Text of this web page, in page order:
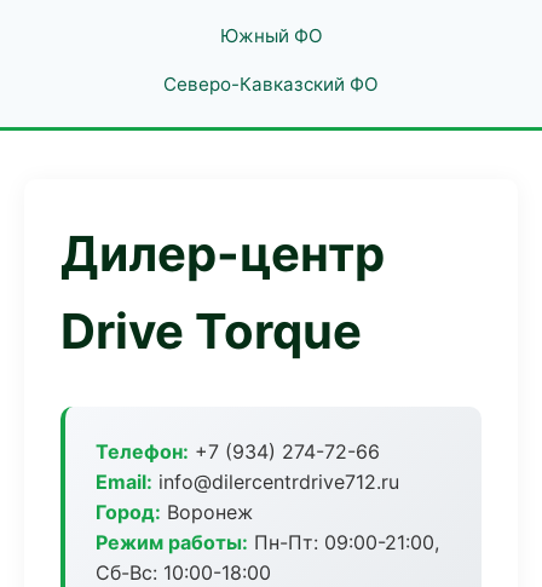
Южный ФО
Северо-Кавказский ФО
Дилер-центр
Drive Torque
Телефон: +7 (934) 274-72-66
Email: info@dilercentrdrive712.ru
Город: Воронеж
Режим работы: Пн-Пт: 09:00-21:00,
Сб-Вс: 10:00-18:00